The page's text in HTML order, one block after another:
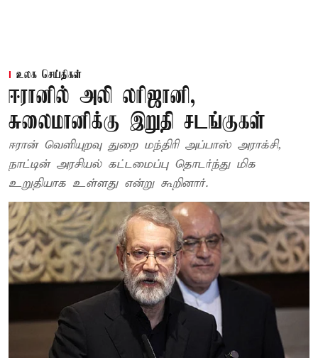
உலக செய்திகள்
ஈரானில் அலி லரிஜானி,
சுலைமானிக்கு இறுதி சடங்குகள்
ஈரான் வெளியுறவு துறை மந்திரி அப்பாஸ் அராக்சி,
நாட்டின் அரசியல் கட்டமைப்பு தொடர்ந்து மிக
உறுதியாக உள்ளது என்று கூறினார்.